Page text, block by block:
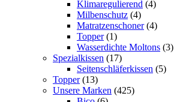
Klimaregulierend (4)
Milbenschutz (4)
Matratzenschoner (4)
Topper (1)
Wasserdichte Moltons (3)
Spezialkissen (17)
Seitenschläferkissen (5)
Topper (13)
Unsere Marken (425)